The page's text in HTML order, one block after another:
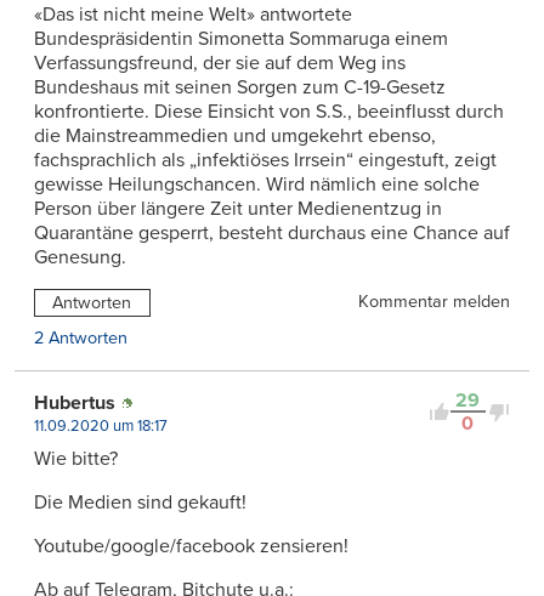
«Das ist nicht meine Welt» antwortete
Bundespräsidentin Simonetta Sommaruga einem
Verfassungsfreund, der sie auf dem Weg ins
Bundeshaus mit seinen Sorgen zum C-19-Gesetz
konfrontierte. Diese Einsicht von S.S., beeinflusst durch
die Mainstreammedien und umgekehrt ebenso,
fachsprachlich als „infektiöses Irrsein“ eingestuft, zeigt
gewisse Heilungschancen. Wird nämlich eine solche
Person über längere Zeit unter Medienentzug in
Quarantäne gesperrt, besteht durchaus eine Chance auf
Genesung.
Antworten
Kommentar melden
2 Antworten
29
0
Hubertus
11.09.2020 um 18:17
Wie bitte?
Die Medien sind gekauft!
Youtube/google/facebook zensieren!
Ab auf Telegram, Bitchute u.a.: